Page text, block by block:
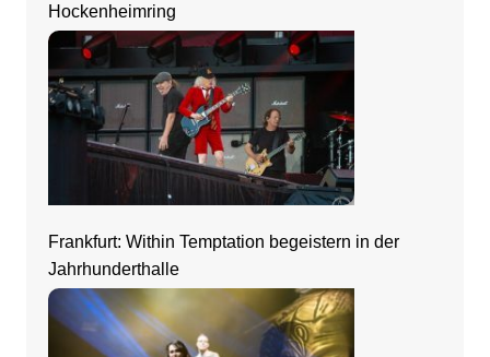
Hockenheimring
Frankfurt: Within Temptation begeistern in der
Jahrhunderthalle